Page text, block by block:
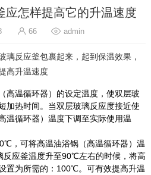
应怎样提高它的升温速度
66 admin
反应釜包裹起来，起到保温效果，
高升温速度
温循环器）的设定温度，使双层玻
加热时间。当双层玻璃反应度接近使
温循环器）温度下调至实际使用温
可将高温油浴锅（高温循环器）温
应釜温度升至90℃左右的时候，将高
置为所需的：100℃。可有效提高升温